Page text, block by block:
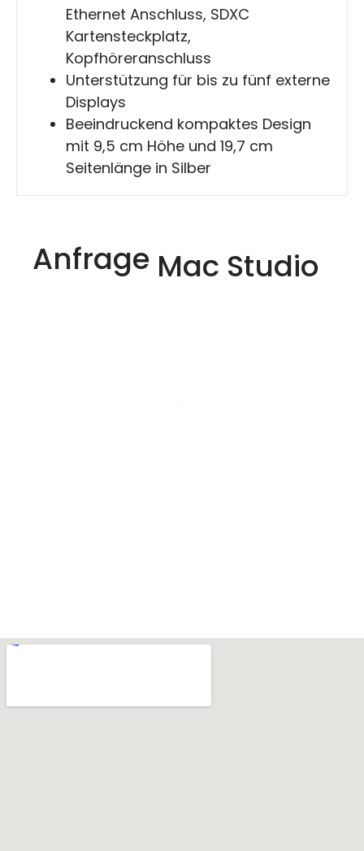
Ethernet Anschluss, SDXC
Kartensteckplatz,
Kopfhöreranschluss
Unterstützung für bis zu fünf externe
Displays
Beeindruckend kompaktes Design
mit 9,5 cm Höhe und 19,7 cm
Seitenlänge in Silber
Anfrage Mac Studio